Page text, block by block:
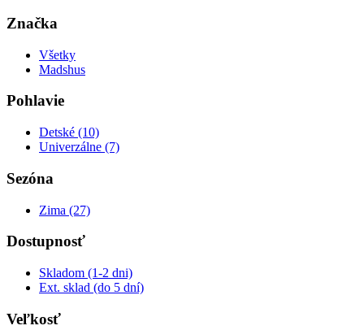
Značka
Všetky
Madshus
Pohlavie
Detské (10)
Univerzálne (7)
Sezóna
Zima (27)
Dostupnosť
Skladom (1-2 dni)
Ext. sklad (do 5 dní)
Veľkosť